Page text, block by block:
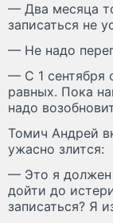
— Два месяца
записаться не
— Не надо
— С 1 сентября
равных. Пока
надо
Томич Андрей
ужасно злится:
— Это я должен
дойти до
записаться? Я